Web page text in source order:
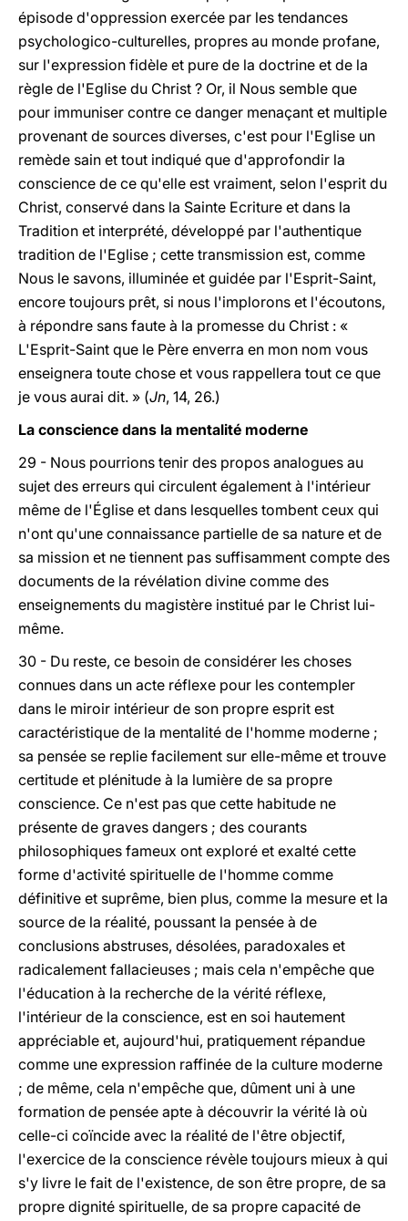
épisode d'oppression exercée par les tendances
psychologico-culturelles, propres au monde profane,
sur l'expression fidèle et pure de la doctrine et de la
règle de l'Eglise du Christ ? Or, il Nous semble que
pour immuniser contre ce danger menaçant et multiple
provenant de sources diverses, c'est pour l'Eglise un
remède sain et tout indiqué que d'approfondir la
conscience de ce qu'elle est vraiment, selon l'esprit du
Christ, conservé dans la Sainte Ecriture et dans la
Tradition et interprété, développé par l'authentique
tradition de l'Eglise ; cette transmission est, comme
Nous le savons, illuminée et guidée par l'Esprit-Saint,
encore toujours prêt, si nous l'implorons et l'écoutons,
à répondre sans faute à la promesse du Christ : «
L'Esprit-Saint que le Père enverra en mon nom vous
enseignera toute chose et vous rappellera tout ce que
je vous aurai dit. » (Jn, 14, 26.)
La conscience dans la mentalité moderne
29 - Nous pourrions tenir des propos analogues au
sujet des erreurs qui circulent également à l'intérieur
même de l'Église et dans lesquelles tombent ceux qui
n'ont qu'une connaissance partielle de sa nature et de
sa mission et ne tiennent pas suffisamment compte des
documents de la révélation divine comme des
enseignements du magistère institué par le Christ lui-
même.
30 - Du reste, ce besoin de considérer les choses
connues dans un acte réflexe pour les contempler
dans le miroir intérieur de son propre esprit est
caractéristique de la mentalité de l'homme moderne ;
sa pensée se replie facilement sur elle-même et trouve
certitude et plénitude à la lumière de sa propre
conscience. Ce n'est pas que cette habitude ne
présente de graves dangers ; des courants
philosophiques fameux ont exploré et exalté cette
forme d'activité spirituelle de l'homme comme
définitive et suprême, bien plus, comme la mesure et la
source de la réalité, poussant la pensée à de
conclusions abstruses, désolées, paradoxales et
radicalement fallacieuses ; mais cela n'empêche que
l'éducation à la recherche de la vérité réflexe,
l'intérieur de la conscience, est en soi hautement
appréciable et, aujourd'hui, pratiquement répandue
comme une expression raffinée de la culture moderne
; de même, cela n'empêche que, dûment uni à une
formation de pensée apte à découvrir la vérité là où
celle-ci coïncide avec la réalité de l'être objectif,
l'exercice de la conscience révèle toujours mieux à qui
s'y livre le fait de l'existence, de son être propre, de sa
propre dignité spirituelle, de sa propre capacité de